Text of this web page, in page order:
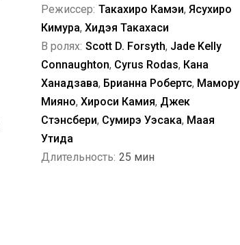
Режиссер: Такахиро Камэи, Ясухиро
Кимура, Хидэя Такахаси
В ролях: Scott D. Forsyth, Jade Kelly
Connaughton, Cyrus Rodas, Кана
Ханадзава, Брианна Робертс, Мамору
Мияно, Хироси Камия, Джек
Стэнсбери, Сумирэ Уэсака, Маая
Утида
Длительность: 25 мин